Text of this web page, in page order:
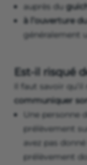
auprès du
à l’ouverture
généralement
Est-il risqué
Il faut savoir qu’il
communiquer
Une
prélèvement
avez pas donné
prélèvement